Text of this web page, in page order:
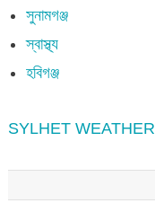
সুনামগঞ্জ
স্বাস্থ্য
হবিগঞ্জ
SYLHET WEATHER